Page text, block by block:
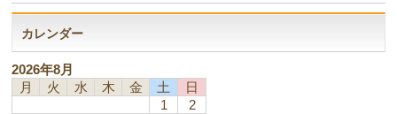
カレンダー
2026年8月
月
火 水 木 金 土 日
1
2